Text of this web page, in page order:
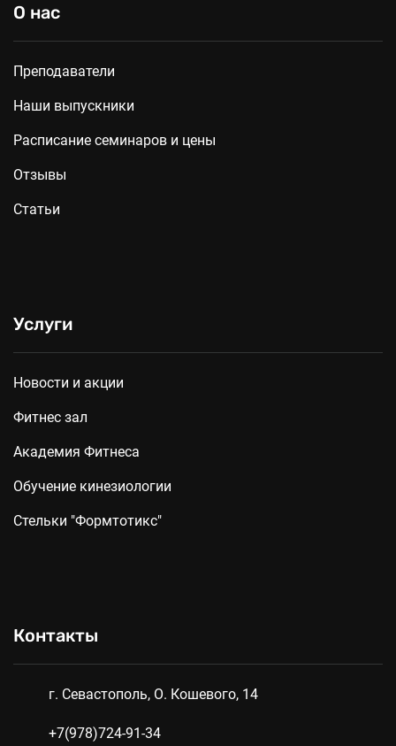
О нас
Преподаватели
Наши выпускники
Расписание семинаров и цены
Отзывы
Статьи
Услуги
Новости и акции
Фитнес зал
Академия Фитнеса
Обучение кинезиологии
Стельки "Формтотикс"
Контакты
г. Севастополь, О. Кошевого, 14
+7(978)724-91-34